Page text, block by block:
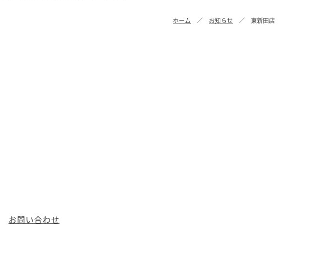
ホーム お知らせ 東新田店
お問い合わせ